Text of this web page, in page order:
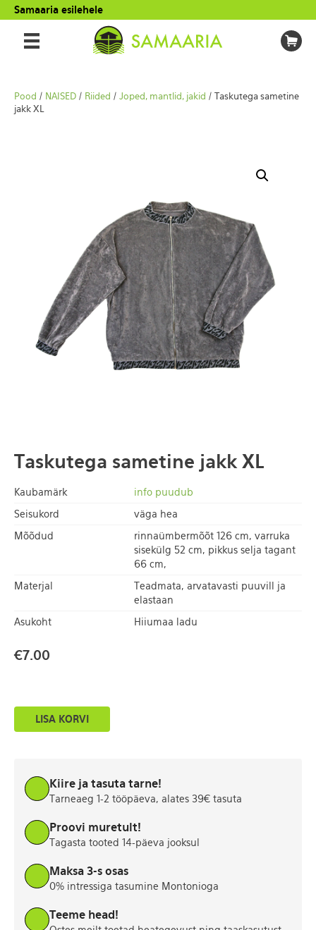
Samaaria esilehele
Pood / NAISED / Riided / Joped, mantlid, jakid / Taskutega sametine
jakk XL
Taskutega sametine jakk XL
Kaubamärk
info puudub
Seisukord
väga hea
Mõõdud
rinnaümbermõõt 126 cm, varruka
sisekülg 52 cm, pikkus selja tagant
66 cm,
Materjal
Teadmata, arvatavasti puuvill ja
elastaan
Asukoht
Hiiumaa ladu
€7.00
Taskutega
sametine
LISA KORVI
Kiire ja tasuta tarne!
Tarneaeg 1-2 tööpäeva, alates 39€ tasuta
Proovi muretult!
Tagasta tooted 14-päeva jooksul
Maksa 3-s osas
0% intressiga tasumine Montonioga
Teeme head!